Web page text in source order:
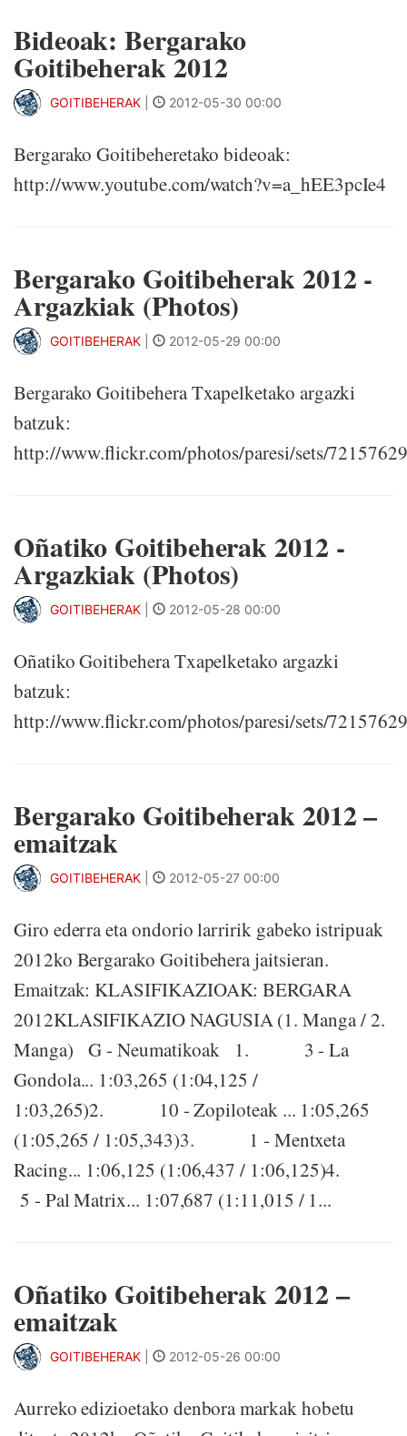
Bideoak: Bergarako
Goitibeherak 2012
GOITIBEHERAK 2012-05-30 00:00
Bergarako Goitibeheretako bideoak:
http://www.youtube.com/watch?v=a_hEE3pcIe4
Bergarako Goitibeherak 2012 -
Argazkiak (Photos)
GOITIBEHERAK 2012-05-29 00:00
Bergarako Goitibehera Txapelketako argazki
batzuk:
http://www.flickr.com/photos/paresi/sets/
Oñatiko Goitibeherak 2012 -
Argazkiak (Photos)
GOITIBEHERAK 2012-05-28 00:00
Oñatiko Goitibehera Txapelketako argazki
batzuk:
http://www.flickr.com/photos/paresi/sets/
Bergarako Goitibeherak 2012 –
emaitzak
GOITIBEHERAK 2012-05-27 00:00
Giro ederra eta ondorio larririk gabeko istripuak
2012ko Bergarako Goitibehera jaitsieran.
Emaitzak: KLASIFIKAZIOAK: BERGARA
2012KLASIFIKAZIO NAGUSIA (1. Manga / 2.
Manga) G - Neumatikoak 1. 3 - La
Gondola... 1:03,265 (1:04,125 /
1:03,265)2. 10 - Zopiloteak ... 1:05,265
(1:05,265 / 1:05,343)3. 1 - Mentxeta
Racing... 1:06,125 (1:06,437 / 1:06,125)4.
5 - Pal Matrix... 1:07,687 (1:11,015 / 1...
Oñatiko Goitibeherak 2012 –
emaitzak
GOITIBEHERAK 2012-05-26 00:00
Aurreko edizioetako denbora markak hobetu